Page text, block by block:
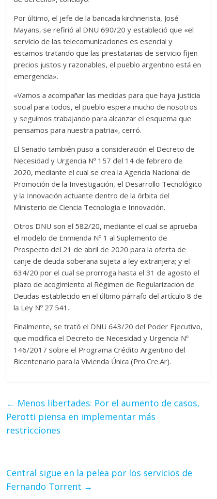
Por último, el jefe de la bancada kirchnerista, José
Mayans, se refirió al DNU 690/20 y estableció que «el
servicio de las telecomunicaciones es esencial y
estamos tratando que las prestatarias de servicio fijen
precios justos y razonables, el pueblo argentino está en
emergencia».
«Vamos a acompañar las medidas para que haya justicia
social para todos, el pueblo espera mucho de nosotros
y seguimos trabajando para alcanzar el esquema que
pensamos para nuestra patria», cerró.
El Senado también puso a consideración el Decreto de
Necesidad y Urgencia Nº 157 del 14 de febrero de
2020, mediante el cual se crea la Agencia Nacional de
Promoción de la Investigación, el Desarrollo Tecnológico
y la Innovación actuante dentro de la órbita del
Ministerio de Ciencia Tecnología e Innovación.
Otros DNU son el 582/20, mediante el cual se aprueba
el modelo de Enmienda Nº 1 al Suplemento de
Prospecto del 21 de abril de 2020 para la oferta de
canje de deuda soberana sujeta a ley extranjera; y el
634/20 por el cual se prorroga hasta el 31 de agosto el
plazo de acogimiento al Régimen de Regularización de
Deudas establecido en el último párrafo del artículo 8 de
la Ley Nº 27.541.
Finalmente, se trató el DNU 643/20 del Poder Ejecutivo,
que modifica el Decreto de Necesidad y Urgencia Nº
146/2017 sobre el Programa Crédito Argentino del
Bicentenario para la Vivienda Única (Pro.Cre.Ar).
← Menos libertades: Por el aumento de casos,
Perotti piensa en implementar más
restricciones
Central sigue en la pelea por los servicios de
Fernando Torrent →